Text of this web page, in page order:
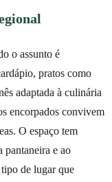
o assunto é
pratos como
adaptada à culinária
encorpados convivem
O espaço tem
pantaneira e ao
de lugar que